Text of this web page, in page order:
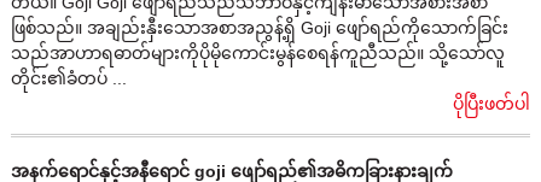
ဖြစ်သည်။ အချည်းနှီးသောအစာအညွန့်ရှိ Goji ဖျော်ရည်ကိုသောက်ခြင်း
သည်အာဟာရဓာတ်များကိုပိုမိုကောင်းမွန်စေရန်ကူညီသည်။ သို့သော်လူ
တိုင်း၏ခံတပ် ...
ပိုပြီးဖတ်ပါ
အနက်ရောင်နှင့်အနီရောင် goji ဖျော်ရည်၏အဓိကခြားနားချက်